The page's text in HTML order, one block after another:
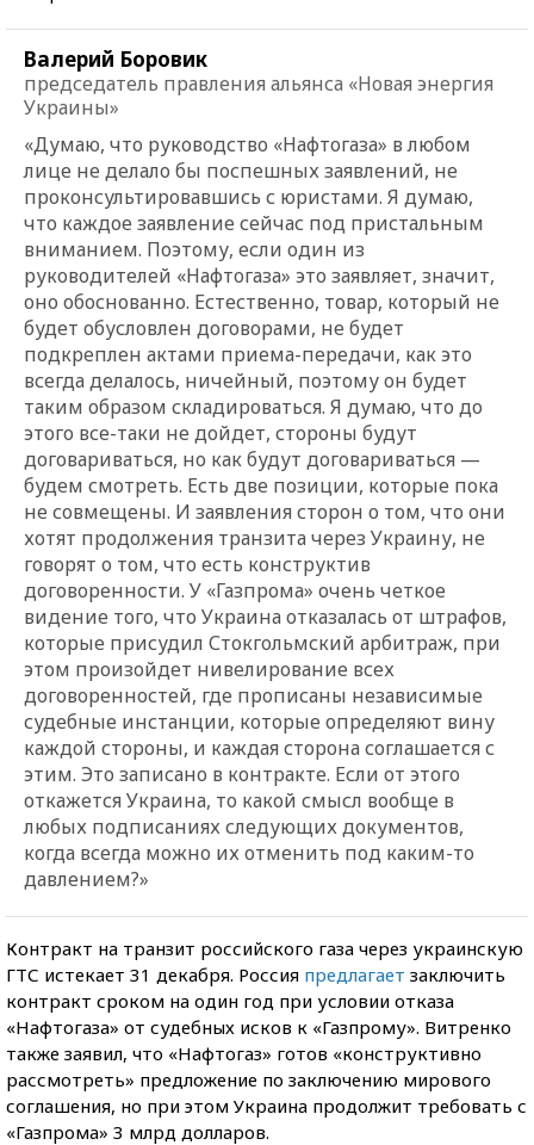
Валерий Боровик
председатель правления альянса «Новая энергия
Украины»
«Думаю, что руководство «Нафтогаза» в любом
лице не делало бы поспешных заявлений, не
проконсультировавшись с юристами. Я думаю,
что каждое заявление сейчас под пристальным
вниманием. Поэтому, если один из
руководителей «Нафтогаза» это заявляет, значит,
оно обоснованно. Естественно, товар, который не
будет обусловлен договорами, не будет
подкреплен актами приема-передачи, как это
всегда делалось, ничейный, поэтому он будет
таким образом складироваться. Я думаю, что до
этого все-таки не дойдет, стороны будут
договариваться, но как будут договариваться —
будем смотреть. Есть две позиции, которые пока
не совмещены. И заявления сторон о том, что они
хотят продолжения транзита через Украину, не
говорят о том, что есть конструктив
договоренности. У «Газпрома» очень четкое
видение того, что Украина отказалась от штрафов,
которые присудил Стокгольмский арбитраж, при
этом произойдет нивелирование всех
договоренностей, где прописаны независимые
судебные инстанции, которые определяют вину
каждой стороны, и каждая сторона соглашается с
этим. Это записано в контракте. Если от этого
откажется Украина, то какой смысл вообще в
любых подписаниях следующих документов,
когда всегда можно их отменить под каким-то
давлением?»
Контракт на транзит российского газа через украинскую
ГТС истекает 31 декабря. Россия предлагает заключить
контракт сроком на один год при условии отказа
«Нафтогаза» от судебных исков к «Газпрому». Витренко
также заявил, что «Нафтогаз» готов «конструктивно
рассмотреть» предложение по заключению мирового
соглашения, но при этом Украина продолжит требовать с
«Газпрома» 3 млрд долларов.